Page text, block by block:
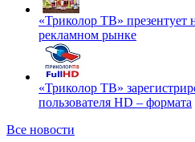
«Триколор ТВ» презентует
рекламном рынке
«Триколор ТВ»
пользователя HD – формата
Все новости